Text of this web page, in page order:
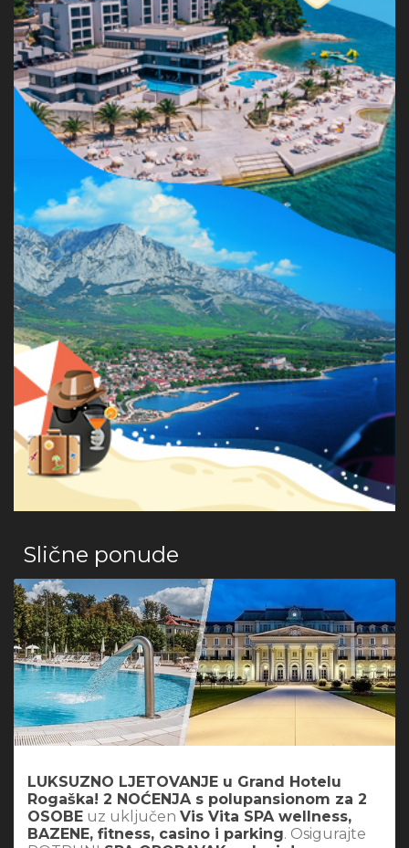
Slične ponude
LUKSUZNO LJETOVANJE u Grand Hotelu
Rogaška! 2 NOĆENJA s polupansionom za 2
OSOBE uz uključen Vis Vita SPA wellness,
BAZENE, fitness, casino i parking. Osigurajte